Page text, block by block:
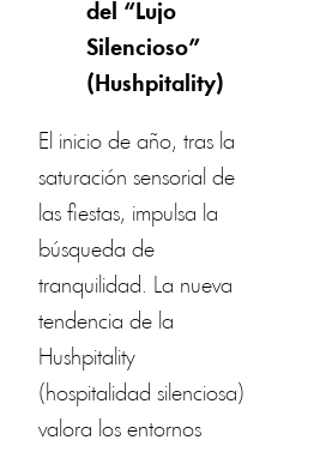
del “Lujo
Silencioso”
(Hushpitality)
El inicio de año, tras la
saturación sensorial de
las fiestas, impulsa la
búsqueda de
tranquilidad. La nueva
tendencia de la
Hushpitality
(hospitalidad silenciosa)
valora los entornos